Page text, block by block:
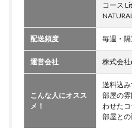
コース
配送頻度 毎週・隔
運営会社 株式会社
こんな人にオスス
メ！
送料込
部屋の
わせた
部屋と